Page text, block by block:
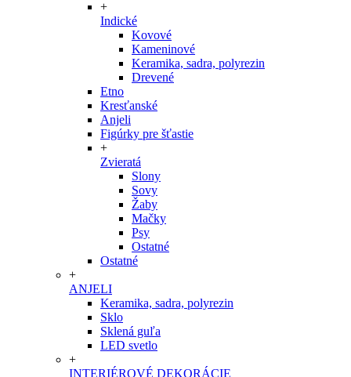
+
Indické
Kovové
Kameninové
Keramika, sadra, polyrezin
Drevené
Etno
Kresťanské
Anjeli
Figúrky pre šťastie
+
Zvieratá
Slony
Sovy
Žaby
Mačky
Psy
Ostatné
Ostatné
+
ANJELI
Keramika, sadra, polyrezin
Sklo
Sklená guľa
LED svetlo
+
INTERIÉROVÉ DEKORÁCIE